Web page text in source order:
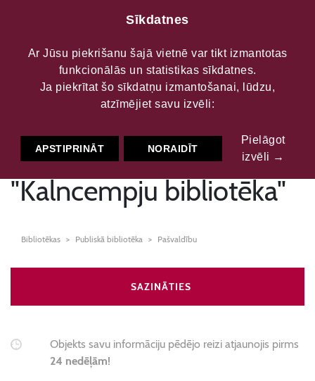
Alūksnes novada
bibliotēkas
struktūrvienība
"Kalncempju bibliotēka"
Bibliotēkas Publiskā bibliotēka Pašvaldību
SAZINĀTIES
Objekts savu informāciju pēdējo reizi atjaunojis pirms
24 nedēļām!
Sīkdatnes
Ar Jūsu piekrišanu šajā vietnē var tikt izmantotas
funkcionālās un statistikas sīkdatnes.
Ja piekrītat šo sīkdatņu izmantošanai, lūdzu,
atzīmējiet savu izvēli:
APSTIPRINĀT NORAIDĪT
Pielāgot
izvēli →